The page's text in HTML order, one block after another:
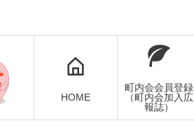
HOME
町内会会員登録
（町内会加入広
報誌）